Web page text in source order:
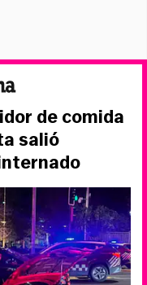
de comida
salió